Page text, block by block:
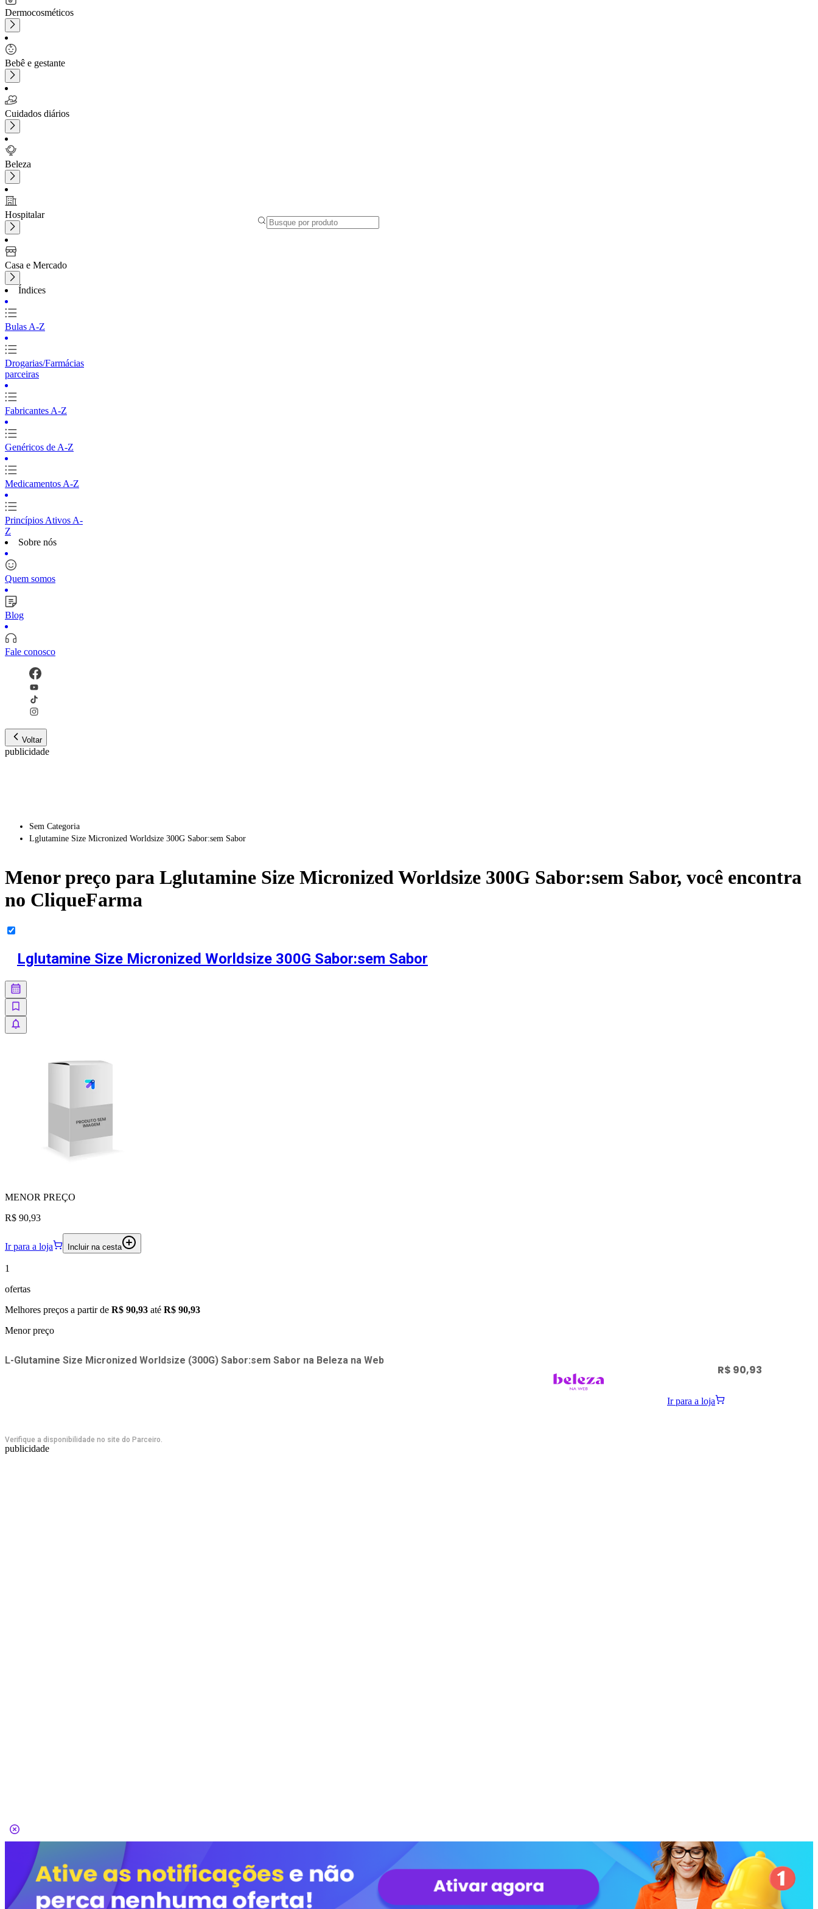
Dermocosméticos
Bebê e gestante
Cuidados diários
Beleza
Hospitalar
Casa e Mercado
Índices
Bulas A-Z
Drogarias/Farmácias
parceiras
Fabricantes A-Z
Genéricos de A-Z
Medicamentos A-Z
Princípios Ativos A-
Z
Sobre nós
Quem somos
Blog
Fale conosco
Voltar
publicidade
Sem Categoria
Lglutamine Size Micronized Worldsize 300G Sabor:sem Sabor
Menor preço para Lglutamine Size Micronized Worldsize 300G Sabor:sem Sabor, você encontra
no CliqueFarma
Lglutamine Size Micronized Worldsize 300G Sabor:sem Sabor
MENOR PREÇO
R$ 90,93
Ir para a loja Incluir na cesta
1
ofertas
Melhores preços a partir de R$ 90,93 até R$ 90,93
Menor preço
L-Glutamine Size Micronized Worldsize (300G) Sabor:sem Sabor na Beleza na Web
Verifique a disponibilidade no site do Parceiro.
R$ 90,93
Ir para a loja
publicidade